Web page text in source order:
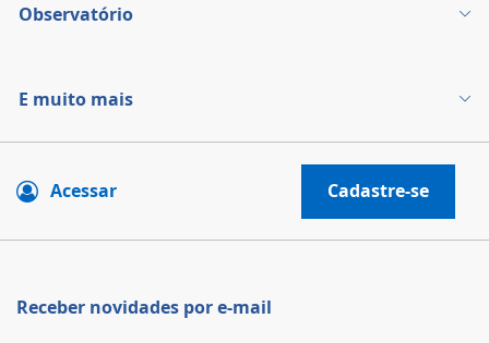
Observatório
E muito mais
Acessar Cadastre-se
Receber novidades por e-mail